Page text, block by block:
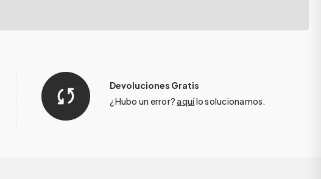
Devoluciones Gratis
¿Hubo un error?aquílo solucionamos.